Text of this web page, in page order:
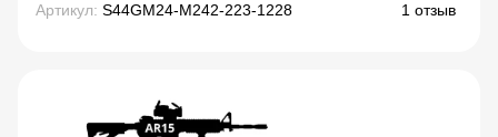
Артикул: S44GM24-M242-223-1228 1 отзыв